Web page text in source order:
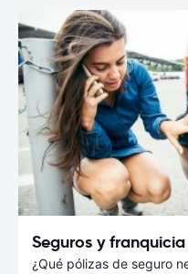
Seguros y franquicia
¿Qué pólizas de seguro